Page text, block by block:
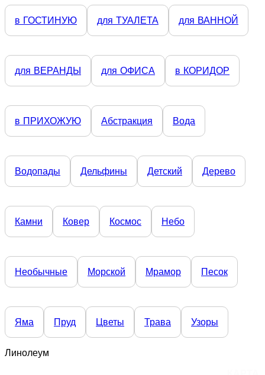
в ГОСТИНУЮ для ТУАЛЕТА для ВАННОЙ
для ВЕРАНДЫ для ОФИСА в КОРИДОР
в ПРИХОЖУЮ Абстракция Вода
Водопады Дельфины Детский Дерево
Камни Ковер Космос Небо
Необычные Морской Мрамор Песок
Яма Пруд Цветы Трава Узоры
Линолеум